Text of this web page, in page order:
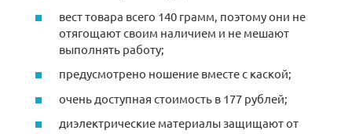
вест товара всего 140 грамм, поэтому они не
отягощают своим наличием и не мешают
выполнять работу;
предусмотрено ношение вместе с каской;
очень доступная стоимость в 177 рублей;
диэлектрические материалы защищают от